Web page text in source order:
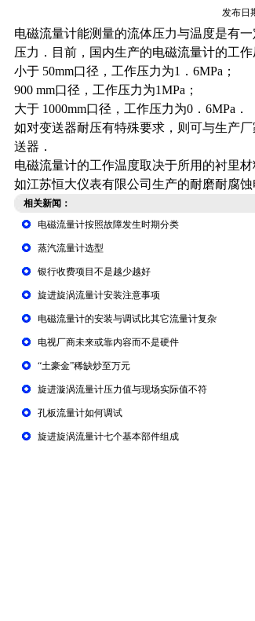
发布日
电磁流量计能测量的流体压力与温度是有
压力．目前，国内生产的电磁流量计的工作
小于 50mm口径，工作压力为1．6MPa；
900 mm口径，工作压力为1MPa；
大于 1000mm口径，工作压力为0．6MPa．
如对变送器耐压有特殊要求，则可与生产
送器．
电磁流量计的工作温度取决于所用的衬里
如江苏恒大仪表有限公司 生产的耐磨耐腐蚀
相关新闻：
电磁流量计按照故障发生时期分类
蒸汽流量计选型
银行收费项目不是越少越好
旋进旋涡流量计安装注意事项
电磁流量计的安装与调试比其它流量计复杂
电视厂商未来或靠内容而不是硬件
“土豪金”稀缺炒至万元
旋进漩涡流量计压力值与现场实际值不符
孔板流量计如何调试
旋进旋涡流量计七个基本部件组成